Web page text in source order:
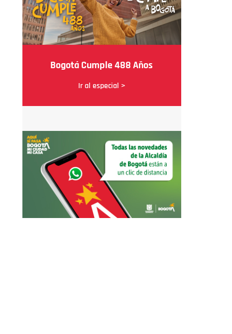
Bogotá Cumple 488 Años
Ir al especial >